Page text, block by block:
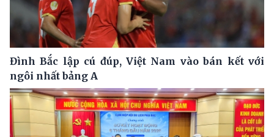
Đình Bắc lập cú đúp, Việt Nam vào bán kết với
ngôi nhất bảng A